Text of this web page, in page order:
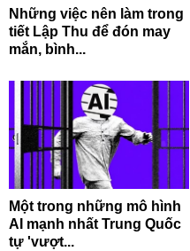
Những việc nên làm trong
tiết Lập Thu để đón may
mắn, bình...
Một trong những mô hình
AI mạnh nhất Trung Quốc
tự 'vượt...